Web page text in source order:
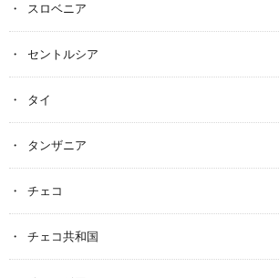
スロベニア
セントルシア
タイ
タンザニア
チェコ
チェコ共和国